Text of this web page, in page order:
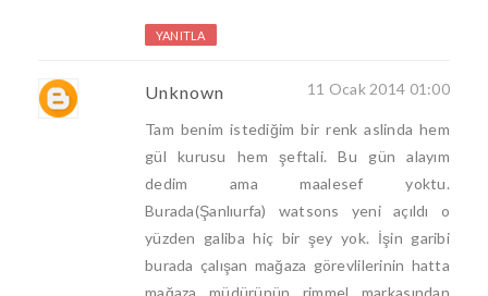
YANITLA
Unknown 11 Ocak 2014 01:00
Tam benim istediğim bir renk aslinda hem
gül kurusu hem şeftali. Bu gün alayım
dedim ama maalesef yoktu.
Burada(Şanlıurfa) watsons yeni açıldı o
yüzden galiba hiç bir şey yok. İşin garibi
burada çalışan mağaza görevlilerinin hatta